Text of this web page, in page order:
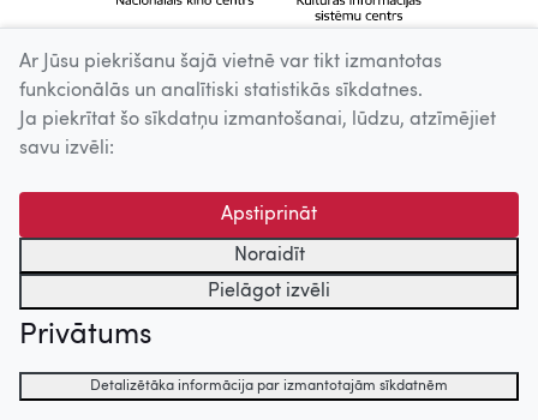
Ar Jūsu piekrišanu šajā vietnē var tikt izmantotas
funkcionālās un analītiski statistikās sīkdatnes.
Ja piekrītat šo sīkdatņu izmantošanai, lūdzu, atzīmējiet
savu izvēli:
Apstiprināt
Noraidīt
Pielāgot izvēli
Privātums
Detalizētāka informācija par izmantotajām sīkdatnēm